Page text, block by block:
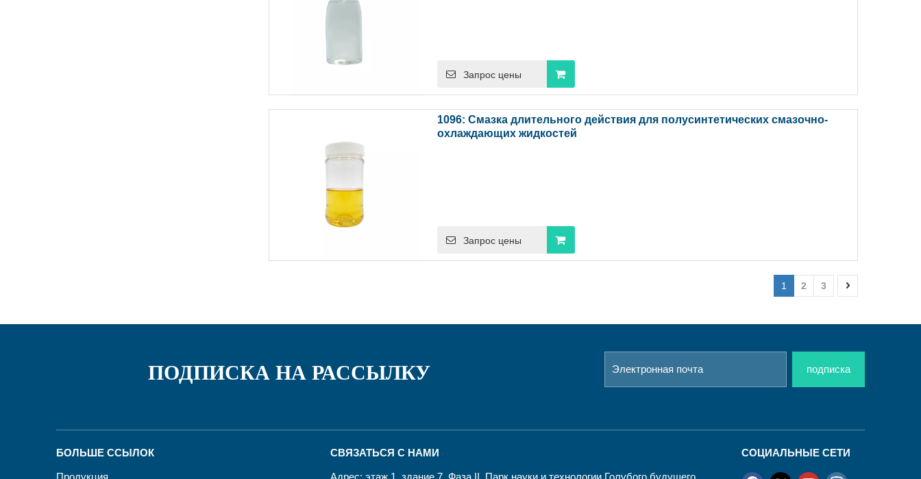
Запрос цены
1096: Смазка длительного действия для полусинтетических смазочно-
охлаждающих жидкостей
Запрос цены
1 2 3
ПОДПИСКА НА РАССЫЛКУ подписка
БОЛЬШЕ ССЫЛОК
Продукция
СВЯЗАТЬСЯ С НАМИ
Адрес: этаж 1, здание 7, Фаза II, Парк науки и технологии Голубого будущего,
СОЦИАЛЬНЫЕ СЕТИ